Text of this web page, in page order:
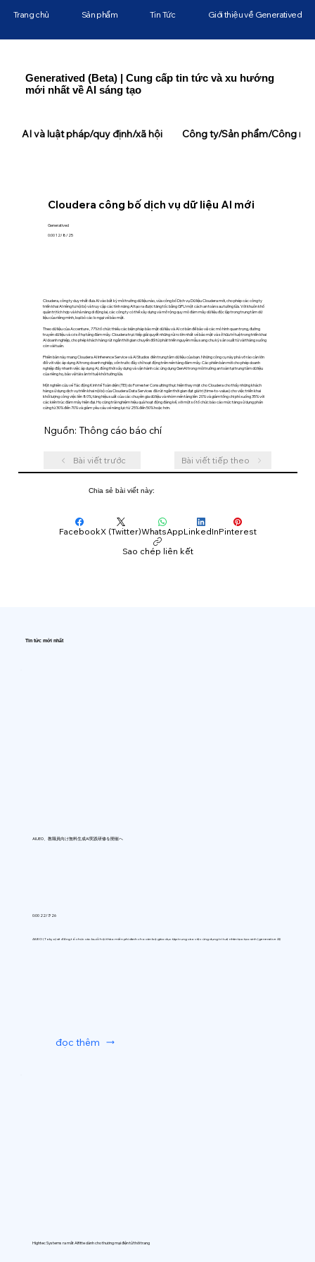
Generatived (Beta) | Cung cấp tin tức và xu hướng
mới nhất về AI sáng tạo
Cloudera công bố dịch vụ dữ liệu AI mới
Generatived
0:00 12/8/25
Cloudera, công ty duy nhất đưa AI vào bất kỳ môi trường dữ liệu nào, vừa công bố Dịch vụ Dữ liệu Cloudera mới, cho phép các công ty
triển khai AI riêng tư nội bộ và truy cập các tính năng AI tạo ra được tăng tốc bằng GPU một cách an toàn sau tường lửa. Với khuôn khổ
quản trị tích hợp và khả năng di động lai, các công ty có thể xây dựng và mở rộng quy mô đám mây dữ liệu độc lập trong trung tâm dữ
liệu của riêng mình, loại bỏ các lo ngại về bảo mật.
Theo dữ liệu của Accenture , 77% tổ chức thiếu các biện pháp bảo mật dữ liệu và AI cơ bản để bảo vệ các mô hình quan trọng, đường
truyền dữ liệu và cơ sở hạ tầng đám mây. Cloudera trực tiếp giải quyết những rủi ro lớn nhất về bảo mật và sở hữu trí tuệ trong triển khai
AI doanh nghiệp, cho phép khách hàng rút ngắn thời gian chuyển đổi từ phát triển nguyên mẫu sang chu kỳ sản xuất từ vài tháng xuống
còn vài tuần.
Phiên bản này mang Cloudera AI Inference Service và AI Studios đến trung tâm dữ liệu của bạn. Những công cụ này phá vỡ rào cản lớn
đối với việc áp dụng AI trong doanh nghiệp, vốn trước đây chỉ hoạt động trên nền tảng đám mây. Các phiên bản mới cho phép doanh
nghiệp đẩy nhanh việc áp dụng AI, đồng thời xây dựng và vận hành các ứng dụng GenAI trong môi trường an toàn tại trung tâm dữ liệu
của riêng họ, bảo vệ tài sản trí tuệ khỏi tường lửa.
Một nghiên cứu về Tác động Kinh tế Toàn diện (TEI) do Forrester Consulting thực hiện thay mặt cho Cloudera cho thấy những khách
hàng sử dụng dịch vụ triển khai nội bộ của Cloudera Data Services đã rút ngắn thời gian đạt giá trị (time-to-value) cho việc triển khai
khối lượng công việc lên 80%, tăng hiệu suất của các chuyên gia dữ liệu và nhóm nền tảng lên 20% và giảm tổng chi phí xuống 35% với
các kiến trúc đám mây hiện đại. Họ cũng trải nghiệm hiệu quả hoạt động đáng kể, với một số tổ chức báo cáo mức tăng sử dụng phần
cứng từ 30% đến 70% và giảm yêu cầu về năng lực từ 25% đến 50% hoặc hơn.
Nguồn: Thông cáo báo chí
Bài viết trước Bài viết tiếp theo
Trang chủ Sản phẩm Tin Tức Giới thiệu về Generatived
Chia sẻ bài viết này:
FacebookX (Twitter)WhatsAppLinkedInPinterest
Sao chép liên kết
AI và luật pháp/quy định/xã hội Công ty/Sản phẩm/Công
Tin tức mới nhất
AIUEO、教職員向け無料生成AI実践研修を開催へ
0:00 22/7/26
AIUEO (Tokyo) sẽ đồng tổ chức các buổi hội thảo miễn phí dành cho cán bộ giáo dục tập trung vào việc ứng dụng trí tuệ nhân tạo tạo sinh (generative AI)
đọc thêm
Hightec Systems ra mắt AIfitte dành cho thương mại điện tử thời trang